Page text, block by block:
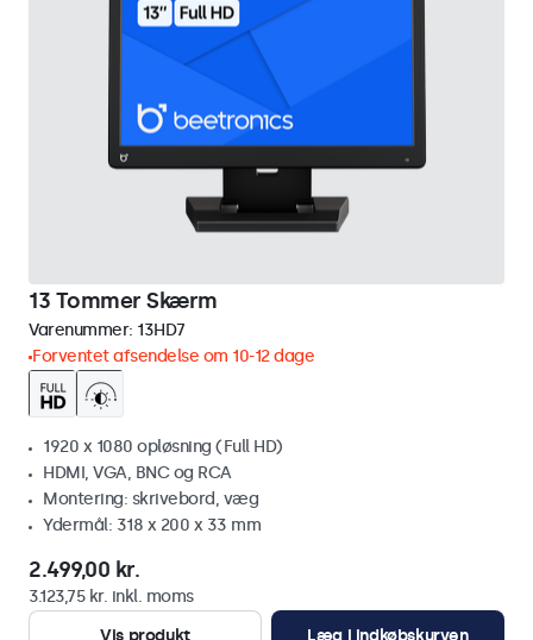
13 Tommer Skærm
Varenummer: 13HD7
Forventet afsendelse om 10-12 dage
1920 x 1080 opløsning (Full HD)
HDMI, VGA, BNC og RCA
Montering: skrivebord, væg
Ydermål: 318 x 200 x 33 mm
2.499,00 kr.
3.123,75 kr. inkl. moms
Vis produkt
Læg i indkøbskurven